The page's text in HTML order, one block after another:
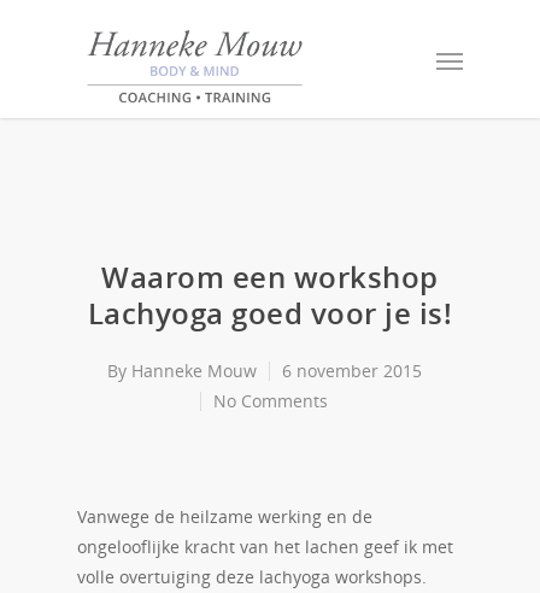
Waarom een workshop
Lachyoga goed voor je is!
By Hanneke Mouw
6 november 2015
No Comments
Vanwege de heilzame werking en de
ongelooflijke kracht van het lachen geef ik met
volle overtuiging deze lachyoga workshops.